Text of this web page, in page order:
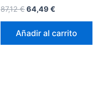
87,12€64,49€
Añadir al carrito